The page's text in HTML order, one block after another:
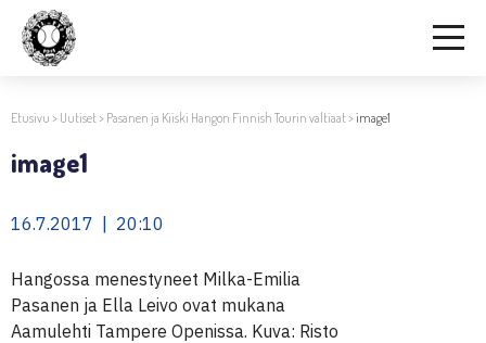
Etusivu > Uutiset> Pasanen ja Kiiski Hangon Finnish Tourin valtiaat>image1
image1
16.7.2017 | 20:10
Hangossa menestyneet Milka-Emilia
Pasanen ja Ella Leivo ovat mukana
Aamulehti Tampere Openissa. Kuva: Risto